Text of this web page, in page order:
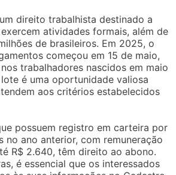
direito trabalhista destinado a
atividades formais, além de
de brasileiros. Em 2025, o
começou em 15 de maio,
trabalhadores nascidos em maio
é uma oportunidade valiosa
aos critérios estabelecidos
possuem registro em carteira por
no ano anterior, com remuneração
R$ 2.640, têm direito ao abono.
é essencial que os interessados